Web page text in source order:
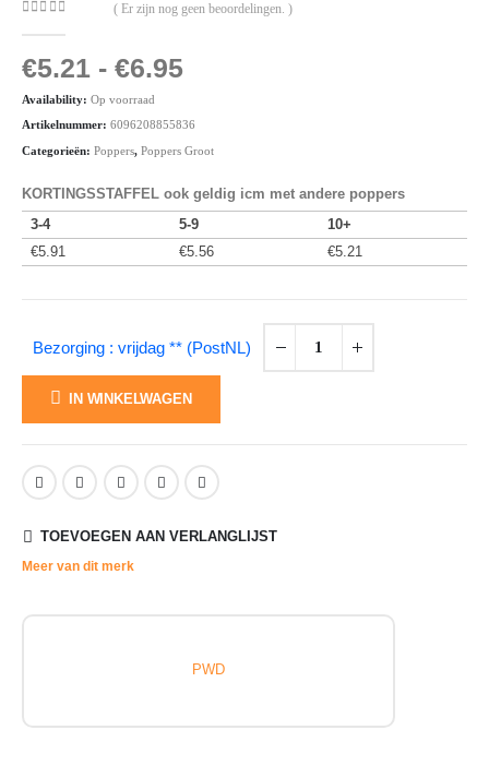
( Er zijn nog geen beoordelingen. )
€5.21 - €6.95
Availability: Op voorraad
Artikelnummer: 6096208855836
Categorieën: Poppers, Poppers Groot
KORTINGSSTAFFEL ook geldig icm met andere poppers
3-4
5-9
10+
€5.91 €5.56 €5.21
Bezorging : vrijdag ** (PostNL)
IN WINKELWAGEN
TOEVOEGEN AAN VERLANGLIJST
Meer van dit merk
PWD